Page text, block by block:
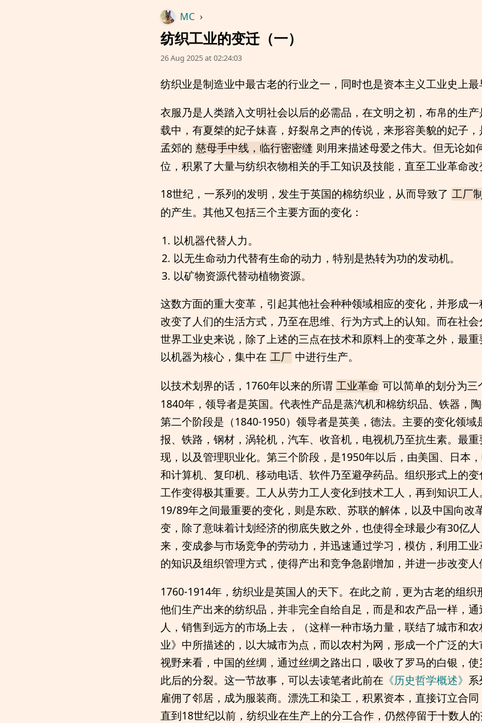
MC ›
纺织工业的变迁（一）
26 Aug 2025 at 02:24:03
纺织业是制造业中最古老的行业之一，同时也是资本主义工业史上最
衣服乃是人类踏入文明社会以后的必需品，在文明之初，布帛的生
载中，有夏桀的妃子妹喜，好裂帛之声的传说，来形容美貌的妃子
孟郊的 慈母手中线，临行密密缝 则用来描述母爱之伟大。但无论
位，积累了大量与纺织衣物相关的手工知识及技能，直至工业革命改
18世纪，一系列的发明，发生于英国的棉纺织业，从而导致了 工厂
的产生。其他又包括三个主要方面的变化：
以机器代替人力。
以无生命动力代替有生命的动力，特别是热转为功的发动机。
以矿物资源代替动植物资源。
这数方面的重大变革，引起其他社会种种领域相应的变化，并形成
改变了人们的生活方式，乃至在思维、行为方式上的认知。而在社
世界工业史来说，除了上述的三点在技术和原料上的变革之外，最
以机器为核心，集中在 工厂 中进行生产。
以技术划界的话，1760年以来的所谓 工业革命 可以简单的划分为
1840年，领导者是英国。代表性产品是蒸汽机和棉纺织品、铁器，
第二个阶段是（1840-1950）领导者是英美，德法。主要的变化领
报、铁路，钢材，涡轮机，汽车、收音机，电视机乃至抗生素。最
现，以及管理职业化。第三个阶段，是1950年以后，由美国、日本
和计算机、复印机、移动电话、软件乃至避孕药品。组织形式上的
工作变得极其重要。工人从劳力工人变化到技术工人，再到知识工
19/89年之间最重要的变化，则是东欧、苏联的解体，以及中国向改
变，除了意味着计划经济的彻底失败之外，也使得全球最少有30亿
来，变成参与市场竞争的劳动力，并迅速通过学习，模仿，利用工
的知识及组织管理方式，使得产出和竞争急剧增加，并进一步改变人
1760-1914年，纺织业是英国人的天下。在此之前，更为古老的组
他们生产出来的纺织品，并非完全自给自足，而是和农产品一样，
人，销售到远方的市场上去，（这样一种市场力量，联结了城市和
业》中所描述的，以大城市为点，而以农村为网，形成一个广泛的
视野来看，中国的丝绸，通过丝绸之路出口，吸收了罗马的白银，
此后的分裂。这一节故事，可以去读笔者此前在 《历史哲学概述》
雇佣了邻居，成为服装商。漂洗工和染工，积累资本，直接订立合
直到18世纪以前，纺织业在生产上的分工合作，仍然停留于十数人